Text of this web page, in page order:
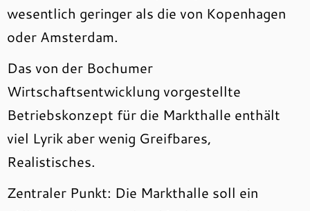
wesentlich geringer als die von Kopenhagen
oder Amsterdam.
Das von der Bochumer
Wirtschaftsentwicklung vorgestellte
Betriebskonzept für die Markthalle enthält
viel Lyrik aber wenig Greifbares,
Realistisches.
Zentraler Punkt: Die Markthalle soll ein